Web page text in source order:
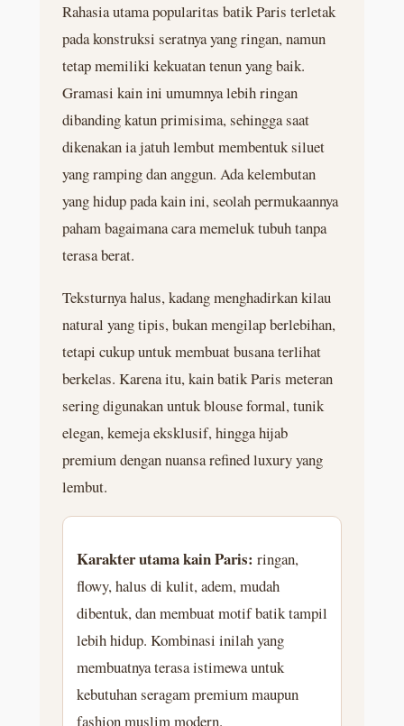
Rahasia utama popularitas batik Paris terletak
pada konstruksi seratnya yang ringan, namun
tetap memiliki kekuatan tenun yang baik.
Gramasi kain ini umumnya lebih ringan
dibanding katun primisima, sehingga saat
dikenakan ia jatuh lembut membentuk siluet
yang ramping dan anggun. Ada kelembutan
yang hidup pada kain ini, seolah permukaannya
paham bagaimana cara memeluk tubuh tanpa
terasa berat.
Teksturnya halus, kadang menghadirkan kilau
natural yang tipis, bukan mengilap berlebihan,
tetapi cukup untuk membuat busana terlihat
berkelas. Karena itu, kain batik Paris meteran
sering digunakan untuk blouse formal, tunik
elegan, kemeja eksklusif, hingga hijab
premium dengan nuansa refined luxury yang
lembut.
Karakter utama kain Paris: ringan,
flowy, halus di kulit, adem, mudah
dibentuk, dan membuat motif batik tampil
lebih hidup. Kombinasi inilah yang
membuatnya terasa istimewa untuk
kebutuhan seragam premium maupun
fashion muslim modern.